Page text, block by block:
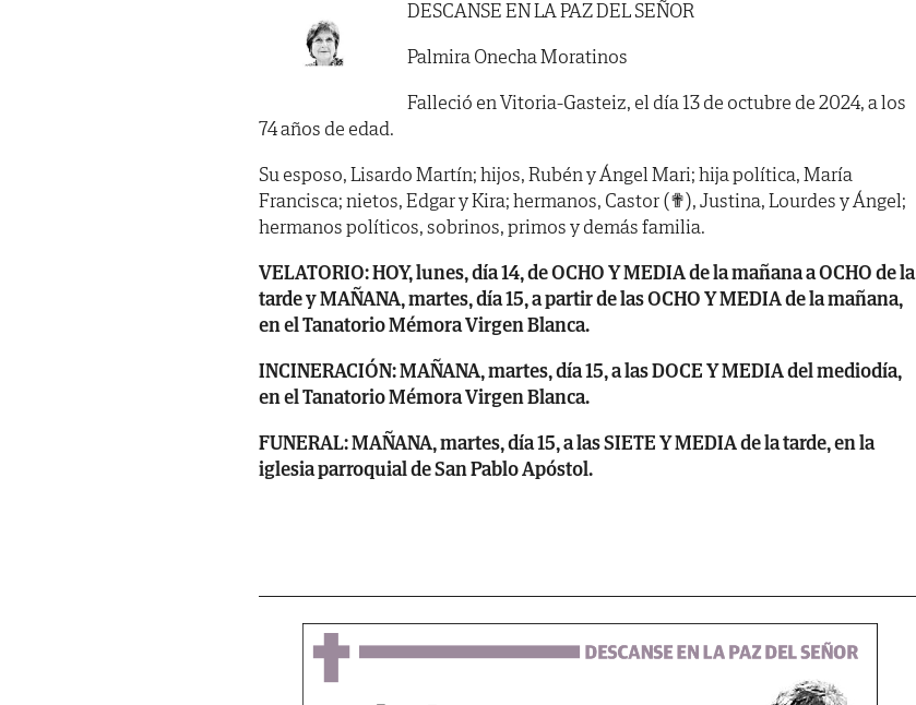
DESCANSE EN LA PAZ DEL SEÑOR
Palmira Onecha Moratinos
Falleció en Vitoria-Gasteiz, el día 13 de octubre de 2024, a los
74 años de edad.
Su esposo, Lisardo Martín; hijos, Rubén y Ángel Mari; hija política, María
Francisca; nietos, Edgar y Kira; hermanos, Castor (✟), Justina, Lourdes y Ángel;
hermanos políticos, sobrinos, primos y demás familia.
VELATORIO: HOY, lunes, día 14, de OCHO Y MEDIA de la mañana a OCHO de la
tarde y MAÑANA, martes, día 15, a partir de las OCHO Y MEDIA de la mañana,
en el Tanatorio Mémora Virgen Blanca.
INCINERACIÓN: MAÑANA, martes, día 15, a las DOCE Y MEDIA del mediodía,
en el Tanatorio Mémora Virgen Blanca.
FUNERAL: MAÑANA, martes, día 15, a las SIETE Y MEDIA de la tarde, en la
iglesia parroquial de San Pablo Apóstol.